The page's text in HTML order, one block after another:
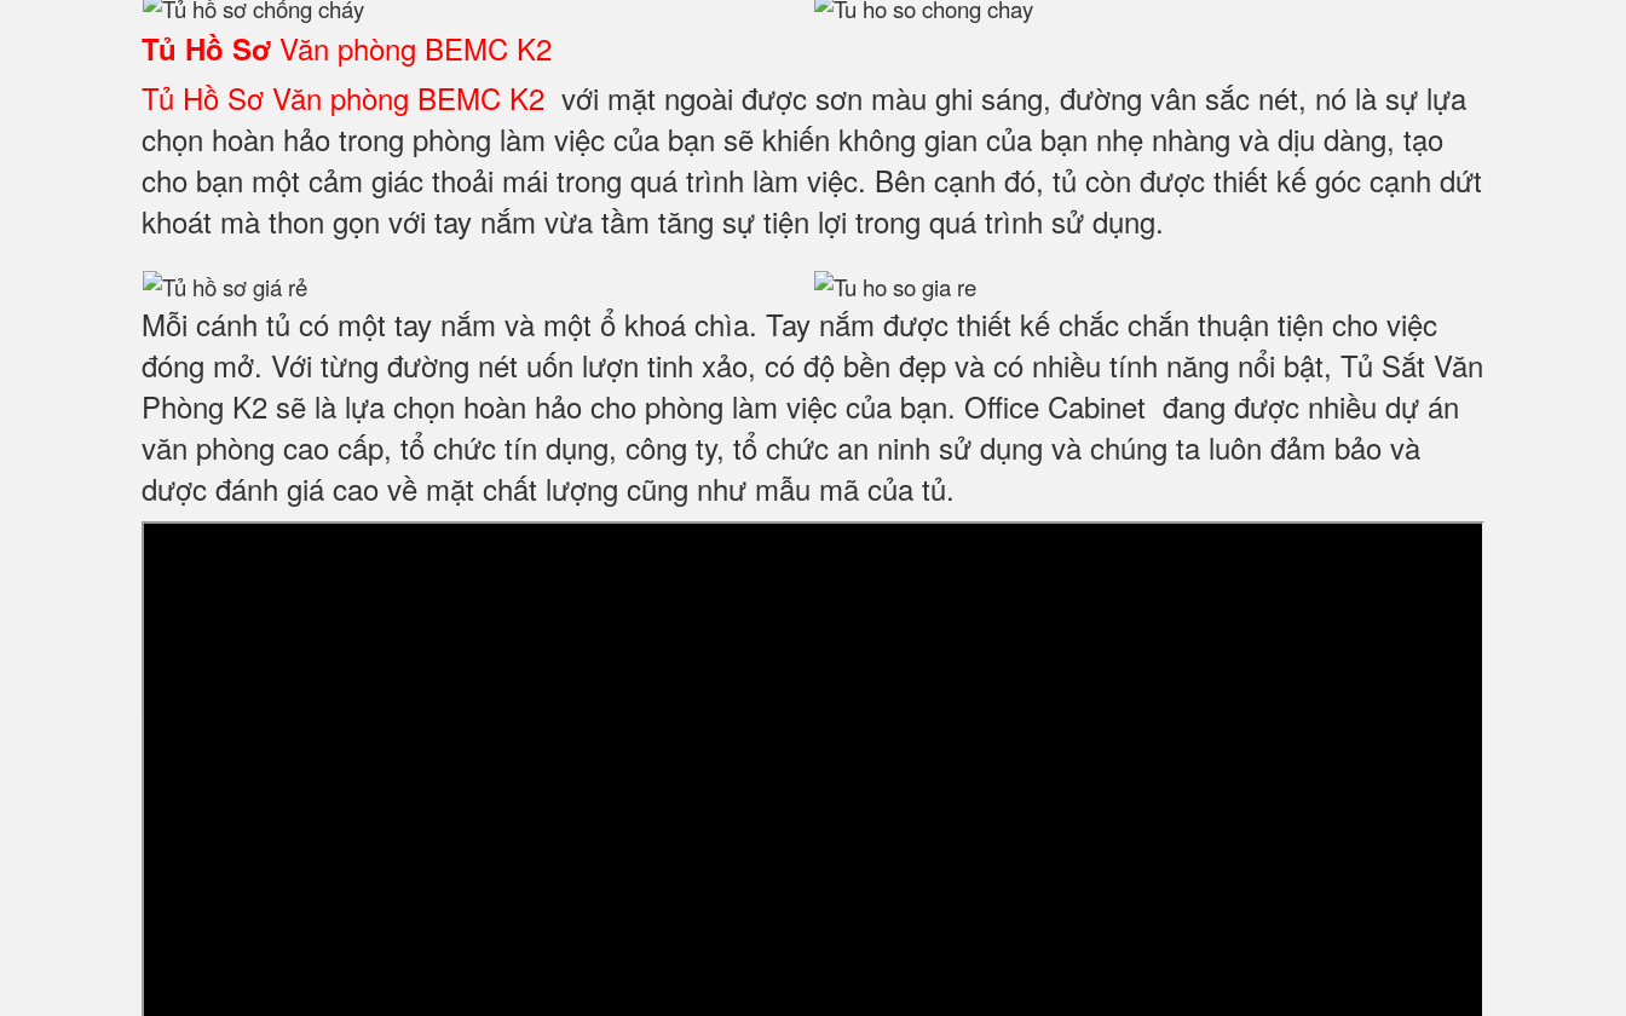
Tủ Hồ Sơ Văn phòng BEMC K2
Tủ Hồ Sơ Văn phòng BEMC K2 với mặt ngoài được sơn màu ghi sáng, đường vân sắc nét, nó là sự lựa
chọn hoàn hảo trong phòng làm việc của bạn sẽ khiến không gian của bạn nhẹ nhàng và dịu dàng, tạo
cho bạn một cảm giác thoải mái trong quá trình làm việc. Bên cạnh đó, tủ còn được thiết kế góc cạnh dứt
khoát mà thon gọn với tay nắm vừa tầm tăng sự tiện lợi trong quá trình sử dụng.
Mỗi cánh tủ có một tay nắm và một ổ khoá chìa. Tay nắm được thiết kế chắc chắn thuận tiện cho việc
đóng mở. Với từng đường nét uốn lượn tinh xảo, có độ bền đẹp và có nhiều tính năng nổi bật, Tủ Sắt Văn
Phòng K2 sẽ là lựa chọn hoàn hảo cho phòng làm việc của bạn. Office Cabinet đang được nhiều dự án
văn phòng cao cấp, tổ chức tín dụng, công ty, tổ chức an ninh sử dụng và chúng ta luôn đảm bảo và
dược đánh giá cao về mặt chất lượng cũng như mẫu mã của tủ.